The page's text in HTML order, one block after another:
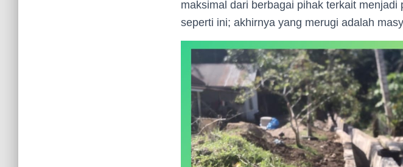
maksimal dari berbagai pihak terkait
seperti ini; akhirnya yang merugi adalah